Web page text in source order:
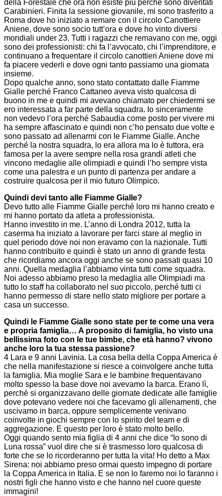
della Forestale che ora non esiste più perché sono diventati
Carabinieri. Finita la sessione giovanile, mi sono trasferito a
Roma dove ho iniziato a remare con il circolo Canottiere
Aniene, dove sono socio tutt’ora e dove ho vinto diversi
mondiali under 23. Tutti i ragazzi che remavano con me, oggi
sono dei professionisti: chi fa l’avvocato, chi l’imprenditore, e
continuano a frequentare il circolo canottieri Aniene dove mi
fa piacere vederli e dove ogni tanto passiamo una giornata
insieme.
Dopo qualche anno, sono stato contattato dalle Fiamme
Gialle perché Franco Cattaneo aveva visto qualcosa di
buono in me e quindi mi avevano chiamato per chiedermi se
ero interessata a far parte della squadra. Io sinceramente
non vedevo l’ora perché Sabaudia come posto per vivere mi
ha sempre affascinato e quindi non c’ho pensato due volte e
sono passato ad allenarmi con le Fiamme Gialle. Anche
perché la nostra squadra, lo era allora ma lo è tuttora, era
famosa per la avere sempre nella rosa grandi atleti che
vincono medaglie alle olimpiadi e quindi l’ho sempre vista
come una palestra e un punto di partenza per andare a
costruire qualcosa per il mio futuro Olimpico.
Quindi devi tanto alle Fiamme Gialle?
Devo tutto alle Fiamme Gialle perché loro mi hanno creato e
mi hanno portato da atleta a professionista.
Hanno investito in me. L’anno di Londra 2012, tutta la
caserma ha iniziato a lavorare per farci stare al meglio in
quel periodo dove noi non eravamo con la nazionale. Tutti
hanno contribuito e quindi è stato un anno di grande festa
che ricordiamo ancora oggi anche se sono passati quasi 10
anni. Quella medaglia l’abbiamo vinta tutti come squadra.
Noi adesso abbiamo preso la medaglia alle Olimpiadi ma
tutto lo staff ha collaborato nel suo piccolo, perché tutti ci
hanno permesso di stare nello stato migliore per portare a
casa un successo.
Quindi le Fiamme Gialle sono state per te come una vera
e propria famiglia… A proposito di famiglia, ho visto una
bellissima foto con le tue bimbe, che età hanno? vivono
anche loro la tua stessa passione?
4 Lara e 9 anni Lavinia. La cosa bella della Coppa America è
che nella manifestazione si riesce a coinvolgere anche tutta
la famiglia. Mia moglie Sara e le bambine frequentavano
molto spesso la base dove noi avevamo la barca. Erano lì,
perché si organizzavano delle giornate dedicate alle famiglie
dove potevano vedere noi che facevamo gli allenamenti, che
uscivamo in barca, oppure semplicemente venivano
coinvolte in giochi sempre con lo spirito del team e di
aggregazione. E questo per loro è stato molto bello.
Oggi quando sento mia figlia di 4 anni che dice “Io sono di
Luna rossa” vuol dire che si è trasmesso loro qualcosa di
forte che se lo ricorderanno per tutta la vita! Ho detto a Max
Sirena: noi abbiamo preso ormai questo impegno di portare
la Coppa America in Italia. E se non lo faremo noi lo faranno i
nostri figli che hanno visto e che hanno nel cuore queste
immagini!